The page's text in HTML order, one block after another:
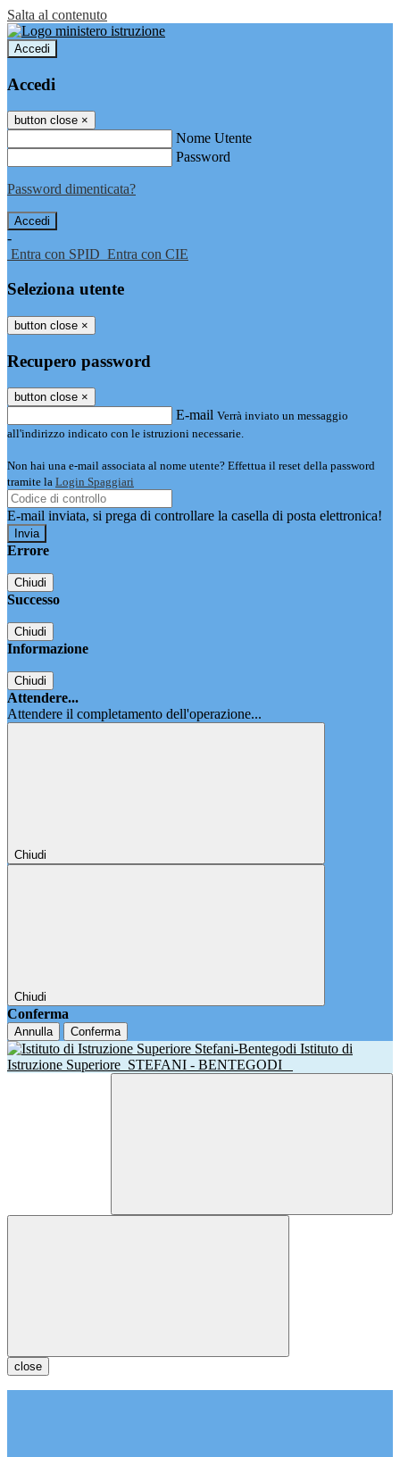
Salta al contenuto
Accedi
Accedi
button close ×
Nome Utente
Password
Password dimenticata?
-
Entra con SPID Entra con CIE
Seleziona utente
button close ×
Recupero password
button close ×
E-mail Verrà inviato un messaggio
all'indirizzo indicato con le istruzioni necessarie.
Non hai una e-mail associata al nome utente? Effettua il reset della password
tramite la Login Spaggiari
E-mail inviata, si prega di controllare la casella di posta elettronica!
Errore
Chiudi
Successo
Chiudi
Informazione
Chiudi
Attendere...
Attendere il completamento dell'operazione...
Chiudi
Chiudi
Conferma
Annulla Conferma
Istituto di
Istruzione Superiore STEFANI - BENTEGODI
close